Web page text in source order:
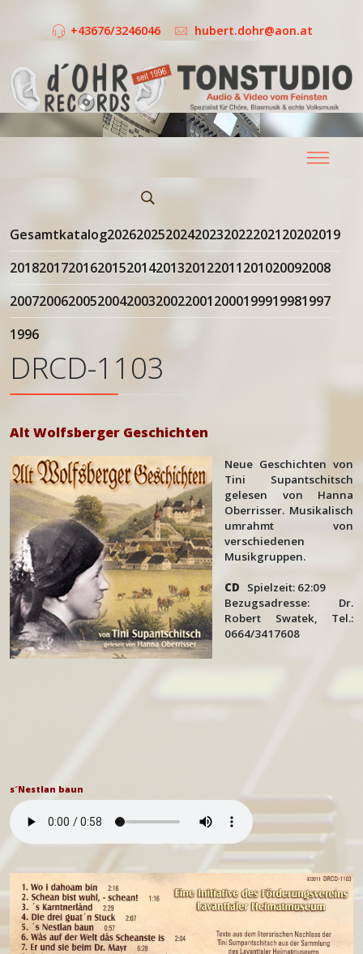
+43676/3246046 hubert.dohr@aon.at
Gesamtkatalog20262025202420232022202120202019
20182017201620152014201320122011201020092008
20072006200520042003200220012000199919981997
1996
DRCD-1103
Alt Wolfsberger Geschichten
Neue Geschichten von
Tini Supantschitsch
gelesen von Hanna
Oberrisser. Musikalisch
umrahmt von
verschiedenen
Musikgruppen.
CD Spielzeit: 62:09
Bezugsadresse: Dr.
Robert Swatek, Tel.:
0664/3417608
s´Nestlan baun